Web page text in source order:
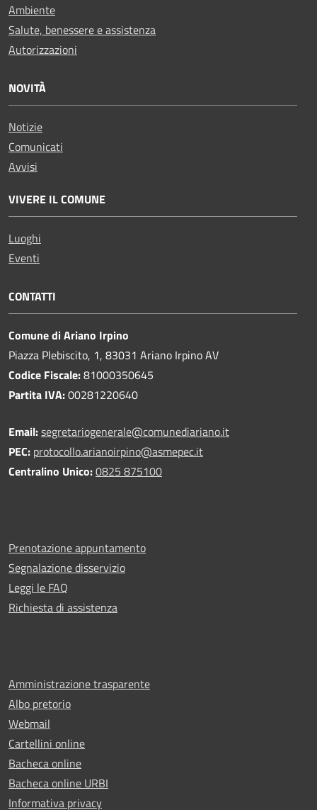
Ambiente
Salute, benessere e assistenza
Autorizzazioni
NOVITÀ
Notizie
Comunicati
Avvisi
VIVERE IL COMUNE
Luoghi
Eventi
CONTATTI
Comune di Ariano Irpino
Piazza Plebiscito, 1, 83031 Ariano Irpino AV
Codice Fiscale:81000350645
Partita IVA:00281220640
Email:segretariogenerale@comunediariano.it
PEC: protocollo.arianoirpino@asmepec.it
Centralino Unico:0825 875100
Prenotazione appuntamento
Segnalazione disservizio
Leggi le FAQ
Richiesta di assistenza
Amministrazione trasparente
Albo pretorio
Webmail
Cartellini online
Bacheca online
Bacheca online URBI
Informativa privacy